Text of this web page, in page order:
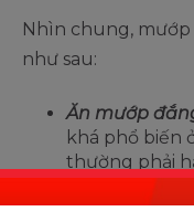
Nhìn chung,
như sau:
Ăn mướp
khá phổ biến
thường phải
lượng đường
vời phải